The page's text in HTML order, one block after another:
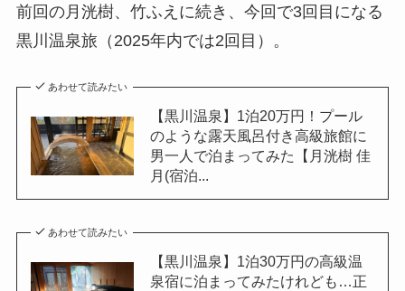
前回の月洸樹、竹ふえに続き、今回で3回目になる
黒川温泉旅（2025年内では2回目）。
あわせて読みたい
【黒川温泉】1泊20万円！プール
のような露天風呂付き高級旅館に
男一人で泊まってみた【月洸樹 佳
月(宿泊...
あわせて読みたい
【黒川温泉】1泊30万円の高級温
泉宿に泊まってみたけれども…正